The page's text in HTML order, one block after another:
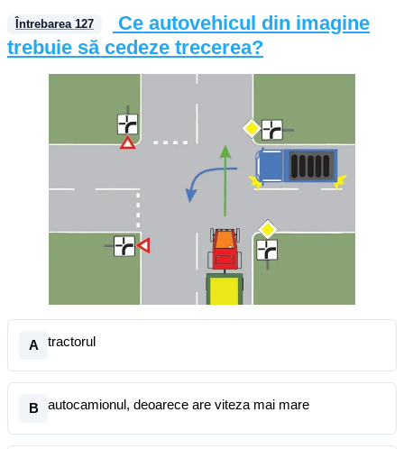
Întrebarea 127
Ce autovehicul din imagine
trebuie să cedeze trecerea?
A tractorul
B autocamionul, deoarece are viteza mai mare